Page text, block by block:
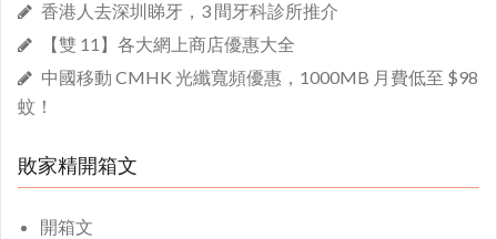
香港人去深圳睇牙，3 間牙科診所推介
【雙 11】各大網上商店優惠大全
中國移動 CMHK 光纖寬頻優惠，1000MB 月費低至 $98
蚊！
敗家精開箱文
開箱文